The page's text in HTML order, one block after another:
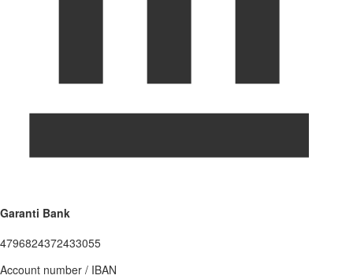
Garanti Bank
4796824372433055
Account number / IBAN